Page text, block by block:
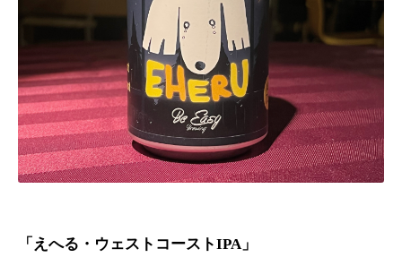
「えへる・ウェストコーストIPA」